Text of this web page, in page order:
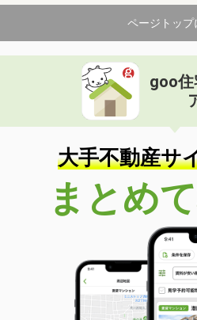
ページトップ
goo
大手不動産サ
まとめ